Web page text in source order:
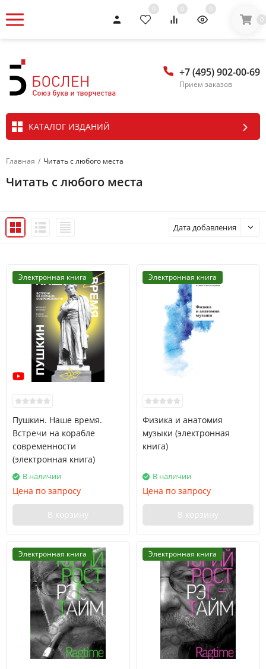
0 0
0
0
+7 (495) 902-00-69
Прием заказов
КАТАЛОГ ИЗДАНИЙ
Главная / Читать с любого места
Читать с любого места
Дата добавления
Электронная книга
Пушкин. Наше время.
Встречи на корабле
современности
(электронная книга)
В наличии
Цена по запросу
В корзину
Электронная книга
Физика и анатомия
музыки (электронная
книга)
В наличии
Цена по запросу
В корзину
Электронная книга Электронная книга